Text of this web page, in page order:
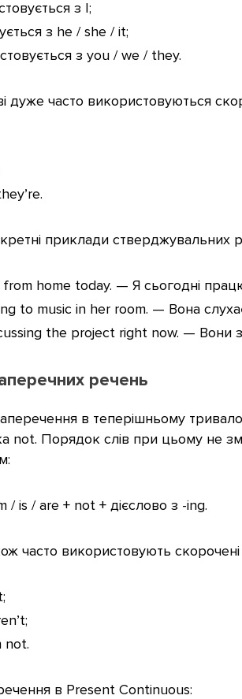
з I;
з he / she / it;
з you / we / they.
дуже часто використовуються
приклади стверджувальних
from home today. — Я сьогодні
to music in her room. — Вона
the project right now. — Вони
речень
в теперішньому
not. Порядок слів при цьому не
/ is / are + not + дієслово з -ing.
часто використовують
not.
в Present Continuous: